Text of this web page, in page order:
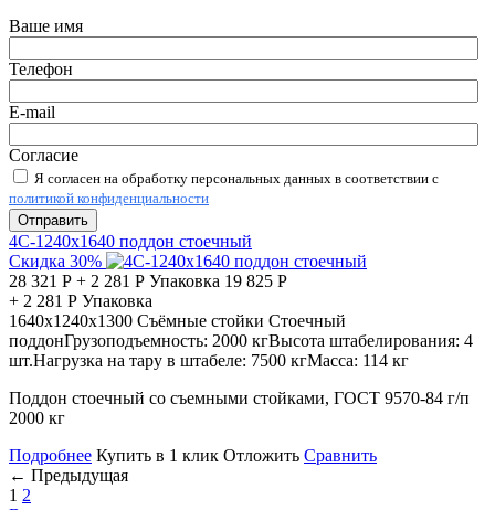
Ваше имя
Телефон
E-mail
Согласие
Я согласен на обработку персональных данных в соответствии с
политикой конфиденциальности
Отправить
4С-1240х1640 поддон стоечный
Скидка 30%
28 321 Р + 2 281 Р Упаковка 19 825 Р
+ 2 281 Р Упаковка
1640х1240х1300 Съёмные стойки Стоечный
поддонГрузоподъемность: 2000 кгВысота штабелирования: 4
шт.Нагрузка на тару в штабеле: 7500 кгМасса: 114 кг
Поддон стоечный со съемными стойками, ГОСТ 9570-84 г/п
2000 кг
Подробнее Купить в 1 клик Отложить Сравнить
← Предыдущая
1 2